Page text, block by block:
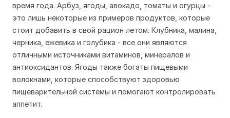
время года. Арбуз, ягоды, авокадо, томаты и огурцы -
это лишь некоторые из примеров продуктов, которые
стоит добавить в свой рацион летом. Клубника, малина,
черника, ежевика и голубика - все они являются
отличными источниками витаминов, минералов и
антиоксидантов. Ягоды также богаты пищевыми
волокнами, которые способствуют здоровью
пищеварительной системы и помогают контролировать
аппетит.